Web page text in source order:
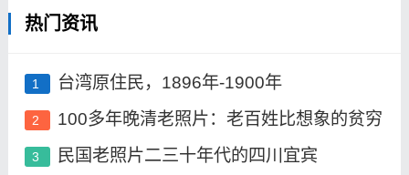
热门资讯
1 台湾原住民，1896年-1900年
2 100多年晚清老照片：老百姓比想象的贫穷
3 民国老照片二三十年代的四川宜宾